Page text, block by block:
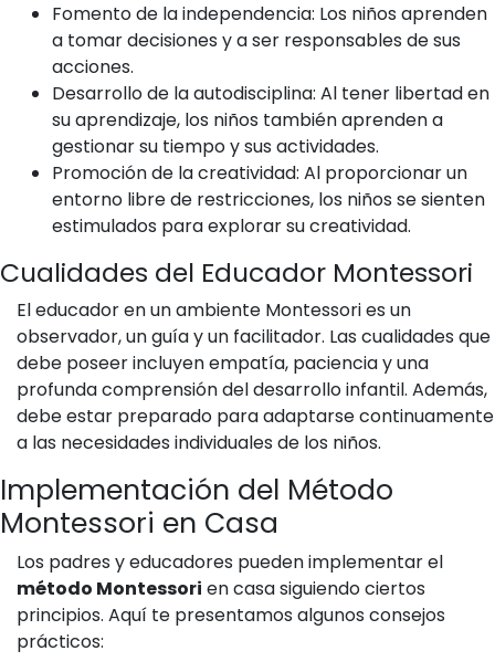
Fomento de la independencia: Los niños aprenden
a tomar decisiones y a ser responsables de sus
acciones.
Desarrollo de la autodisciplina: Al tener libertad en
su aprendizaje, los niños también aprenden a
gestionar su tiempo y sus actividades.
Promoción de la creatividad: Al proporcionar un
entorno libre de restricciones, los niños se sienten
estimulados para explorar su creatividad.
Cualidades del Educador Montessori
El educador en un ambiente Montessori es un
observador, un guía y un facilitador. Las cualidades que
debe poseer incluyen empatía, paciencia y una
profunda comprensión del desarrollo infantil. Además,
debe estar preparado para adaptarse continuamente
a las necesidades individuales de los niños.
Implementación del Método
Montessori en Casa
Los padres y educadores pueden implementar el
método Montessori en casa siguiendo ciertos
principios. Aquí te presentamos algunos consejos
prácticos: